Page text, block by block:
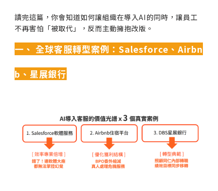
讀完這篇，你會知道如何讓組織在導入AI的同時，讓員工
不再害怕「被取代」，反而主動擁抱改版。
一、 全球客服轉型案例：Salesforce、Airbn
b、星展銀行